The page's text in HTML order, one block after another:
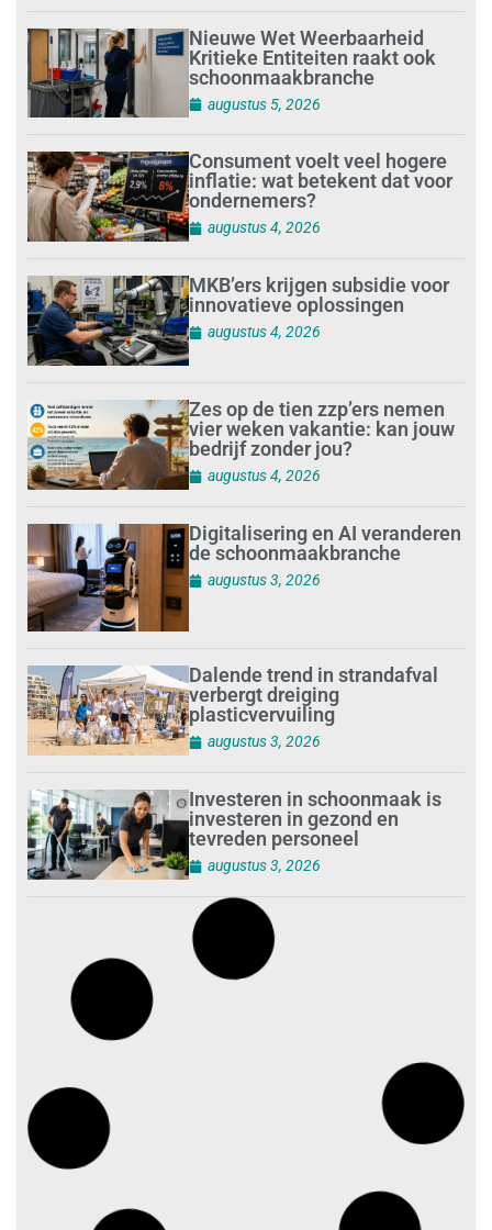
Nieuwe Wet Weerbaarheid
Kritieke Entiteiten raakt ook
schoonmaakbranche
augustus 5, 2026
Consument voelt veel hogere
inflatie: wat betekent dat voor
ondernemers?
augustus 4, 2026
MKB’ers krijgen subsidie voor
innovatieve oplossingen
augustus 4, 2026
Zes op de tien zzp’ers nemen
vier weken vakantie: kan jouw
bedrijf zonder jou?
augustus 4, 2026
Digitalisering en AI veranderen
de schoonmaakbranche
augustus 3, 2026
Dalende trend in strandafval
verbergt dreiging
plasticvervuiling
augustus 3, 2026
Investeren in schoonmaak is
investeren in gezond en
tevreden personeel
augustus 3, 2026
Best gelezen artikelen SIEV-
Dagblad 26 juli 2026 tot en met
1 augustus 2026
moet veilige haven worden’
Trust and Law Incassoservices